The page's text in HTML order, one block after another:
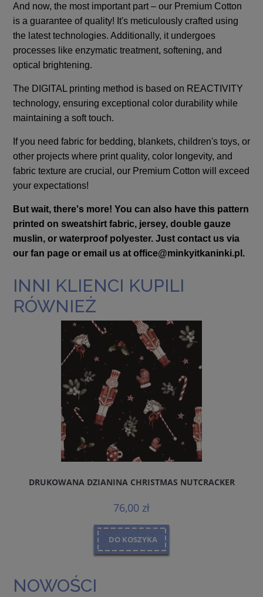
And now, the most important part – our Premium Cotton
is a guarantee of quality! It's meticulously crafted using
the latest technologies. Additionally, it undergoes
processes like enzymatic treatment, softening, and
optical brightening.
The DIGITAL printing method is based on REACTIVITY
technology, ensuring exceptional color durability while
maintaining a soft touch.
If you need fabric for bedding, blankets, children's toys, or
other projects where print quality, color longevity, and
fabric texture are crucial, our Premium Cotton will exceed
your expectations!
But wait, there's more! You can also have this pattern
printed on sweatshirt fabric, jersey, double gauze
muslin, or waterproof polyester. Just contact us via
our fan page or email us at office@minkyitkaninki.pl .
INNI KLIENCI KUPILI
RÓWNIEŻ
DRUKOWANA DZIANINA CHRISTMAS NUTCRACKER
76,00 zł
DO KOSZYKA
NOWOŚCI